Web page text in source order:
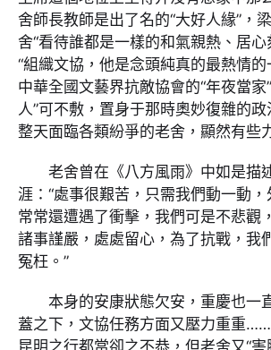
舍師長教師是出了名的“大好人緣”，
舍“看待誰都是一樣的和氣親熱、居心
“組織文協，他是念頭純真的最熱情的
中華全國文藝界抗敵協會的“年夜當家
人”可不敷，置身于那時奧妙復雜的政
整天面臨各類紛爭的老舍，顯然有些
老舍曾在《八方風雨》中如是描
涯：“處事很艱苦，只需我們動一動，
常常還遭遇了衝擊，我們可是不悲觀
諸事謹嚴，處處留心，為了抗戰，我
冤枉。”
本身的安康狀態欠安，重慶也一
蓋之下，文協任務方面又壓力重重